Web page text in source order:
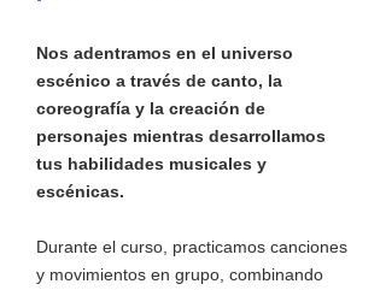
Nos adentramos en el universo
escénico a través de canto, la
coreografía y la creación de
personajes mientras desarrollamos
tus habilidades musicales y
escénicas.
Durante el curso, practicamos canciones
y movimientos en grupo, combinando